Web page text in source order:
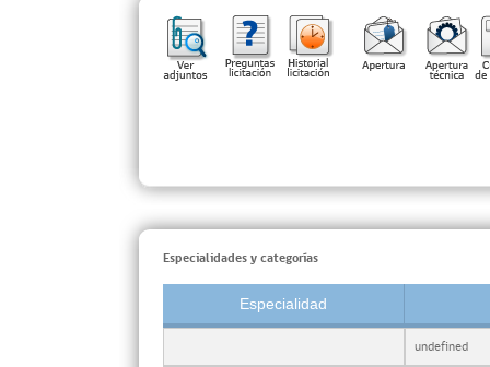
Especialidades y categorías
Especialidad
undefined